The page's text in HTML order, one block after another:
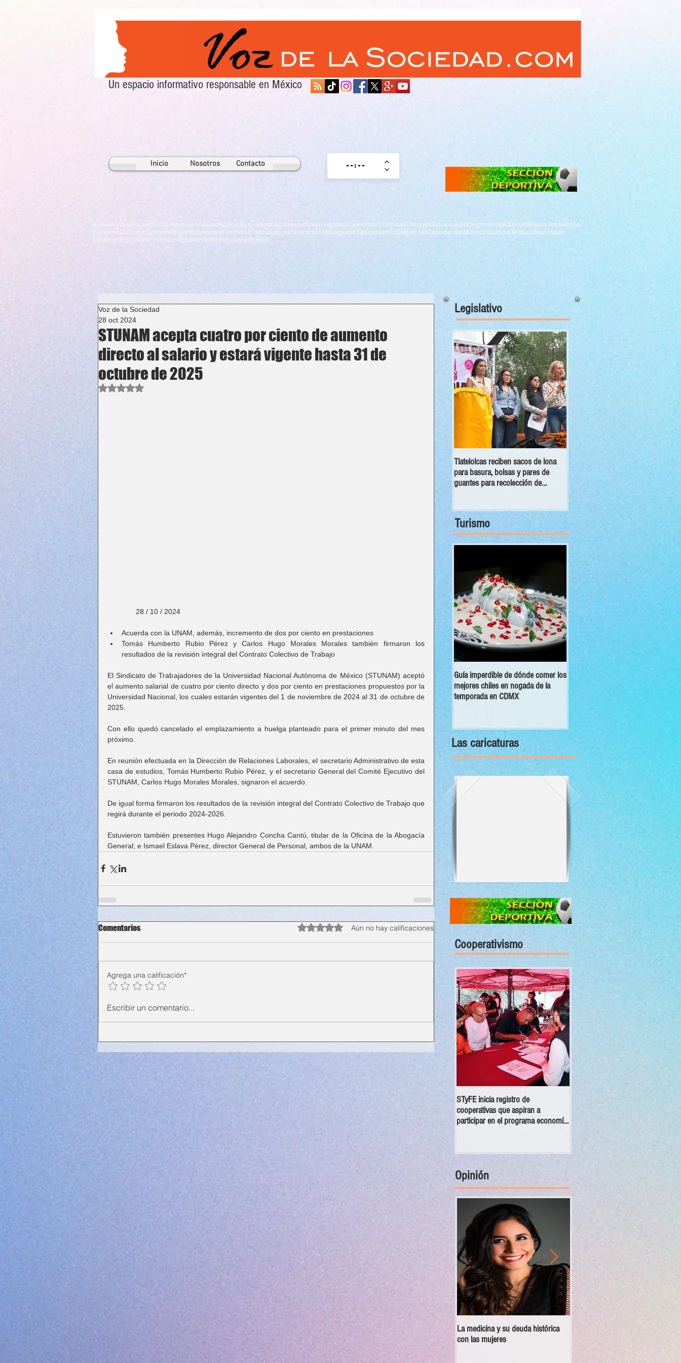
Un espacio informativo responsable en México
Inicio Nosotros Contacto
Estados Legislativo EmpresarialCienciaAlcaldíasEl MundoEducaciónOrganismosSaludMedio Ambiente
Organizaciones Forestal TecnologíaColumnistasSeguridadEconomíaDeportesEstado de MéxicoCiudad MéxicoNacional
Sindicatos
Cooperativismo Espectáculos Religión Estilo
STUNAM acepta cuatro por ciento de aumento
directo al salario y estará vigente hasta 31 de
octubre de 2025
Voz de la Sociedad
28 oct 2024
Obtuvo NaN de 5 estrellas.
              28 / 10 / 2024
Acuerda con la UNAM, además, incremento de dos por ciento en prestaciones
Tomás Humberto Rubio Pérez y Carlos Hugo Morales Morales también firmaron los
resultados de la revisión integral del Contrato Colectivo de Trabajo
El Sindicato de Trabajadores de la Universidad Nacional Autónoma de México (STUNAM) aceptó
el aumento salarial de cuatro por ciento directo y dos por ciento en prestaciones propuestos por la
Universidad Nacional, los cuales estarán vigentes del 1 de noviembre de 2024 al 31 de octubre de
2025.
Con ello quedó cancelado el emplazamiento a huelga planteado para el primer minuto del mes
próximo.
En reunión efectuada en la Dirección de Relaciones Laborales, el secretario Administrativo de esta
casa de estudios, Tomás Humberto Rubio Pérez, y el secretario General del Comité Ejecutivo del
STUNAM, Carlos Hugo Morales Morales, signaron el acuerdo.
De igual forma firmaron los resultados de la revisión integral del Contrato Colectivo de Trabajo que
regirá durante el periodo 2024-2026.
Estuvieron también presentes Hugo Alejandro Concha Cantú, titular de la Oficina de la Abogacía
General; e Ismael Eslava Pérez, director General de Personal, ambos de la UNAM.
Comentarios Obtuvo 0 de 5 estrellas.Aún no hay calificaciones
Agrega una calificación*
Escribir un comentario...
Legislativo
Tlatelolcas reciben sacos de lona
para basura, bolsas y pares de
guantes para recolección de
GPPAN urge campaña para que
C5
Turismo
Guía imperdible de dónde comer los
mejores chiles en nogada de la
temporada en CDMX
Las caricaturas
Cooperativismo
STyFE inicia registro de
cooperativas que aspiran a
participar en el programa economía
Opinión
La medicina y su deuda histórica
con las mujeres